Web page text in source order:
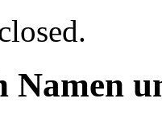
Namen